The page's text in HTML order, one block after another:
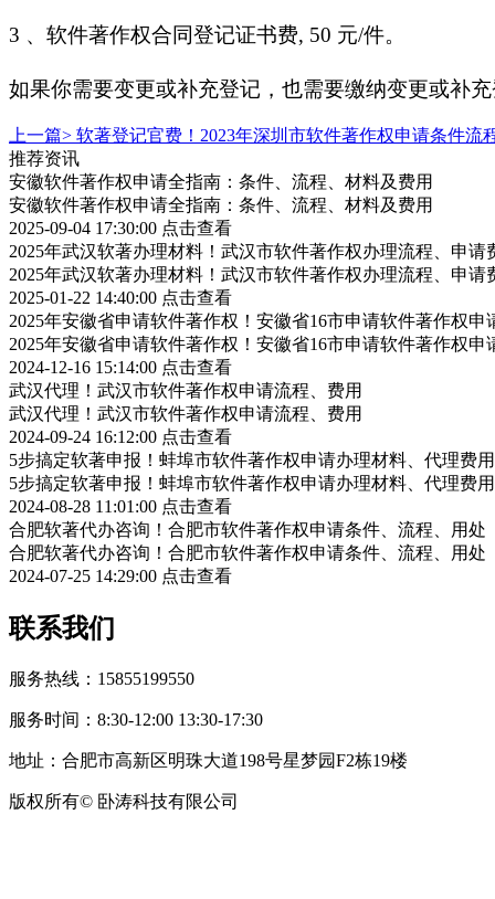
3 、软件著作权合同登记证书费, 50 元/件。
如果你需要变更或补充登记，也需要缴纳变更或补
上一篇> 软著登记官费！2023年深圳市软件著作权申请条件流
推荐资讯
安徽软件著作权申请全指南：条件、流程、材料及费用
安徽软件著作权申请全指南：条件、流程、材料及费用
2025-09-04 17:30:00 点击查看
2025年武汉软著办理材料！武汉市软件著作权办理流程、申请
2025年武汉软著办理材料！武汉市软件著作权办理流程、申请
2025-01-22 14:40:00 点击查看
2025年安徽省申请软件著作权！安徽省16市申请软件著作权申
2025年安徽省申请软件著作权！安徽省16市申请软件著作权申
2024-12-16 15:14:00 点击查看
武汉代理！武汉市软件著作权申请流程、费用
武汉代理！武汉市软件著作权申请流程、费用
2024-09-24 16:12:00 点击查看
5步搞定软著申报！蚌埠市软件著作权申请办理材料、代理费用
5步搞定软著申报！蚌埠市软件著作权申请办理材料、代理费用
2024-08-28 11:01:00 点击查看
合肥软著代办咨询！合肥市软件著作权申请条件、流程、用处
合肥软著代办咨询！合肥市软件著作权申请条件、流程、用处
2024-07-25 14:29:00 点击查看
联系我们
服务热线：15855199550
服务时间：8:30-12:00 13:30-17:30
地址：合肥市高新区明珠大道198号星梦园F2栋19楼
版权所有© 卧涛科技有限公司